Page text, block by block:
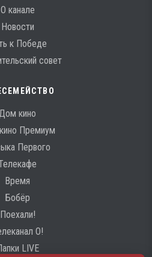
О канале
Новости
к Победе
совет
кино
Премиум
Первого
Время
Бобёр
Поехали!
О!
LIVE